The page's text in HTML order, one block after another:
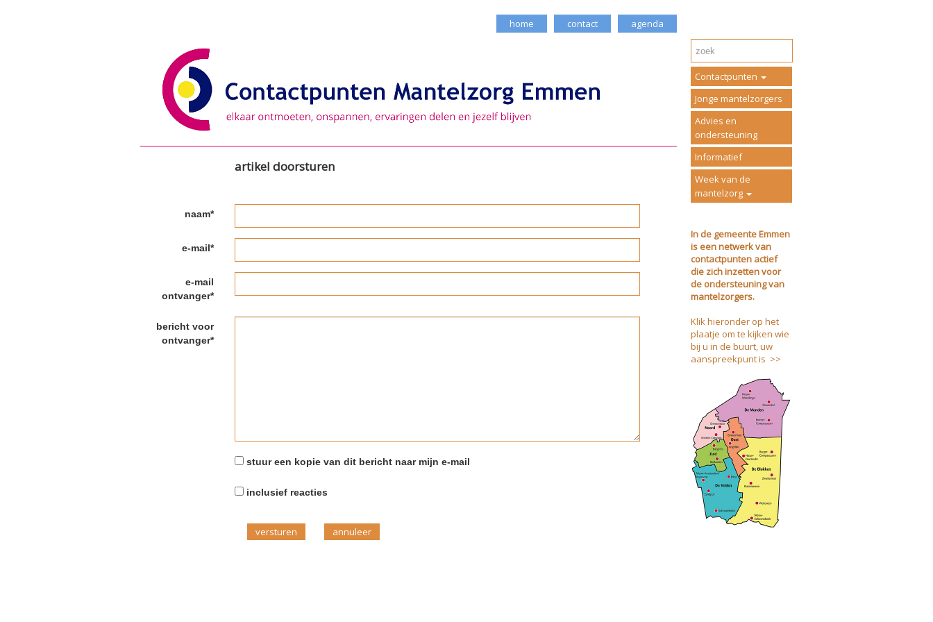
home contact agenda
artikel doorsturen
naam*
e-mail*
e-mail
ontvanger*
bericht voor
ontvanger*
stuur een kopie van dit bericht naar mijn e-mail
inclusief reacties
versturen
Contactpunten
Jonge mantelzorgers
Advies en
ondersteuning
Informatief
Week van de
mantelzorg
In de gemeente Emmen
is een netwerk van
contactpunten actief
die zich inzetten voor
de ondersteuning van
mantelzorgers.
Klik hieronder op het
plaatje om te kijken wie
bij u in de buurt, uw
aanspreekpunt is >>